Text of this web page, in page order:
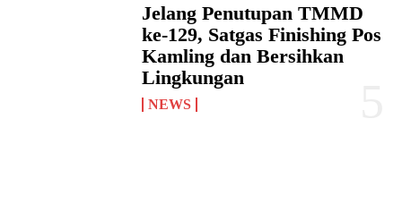
Jelang Penutupan TMMD
ke-129, Satgas Finishing Pos
Kamling dan Bersihkan
Lingkungan
NEWS